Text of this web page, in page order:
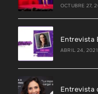
OCTUBRE 27,
Entrevista
ABRIL 24, 2021
Entrevista